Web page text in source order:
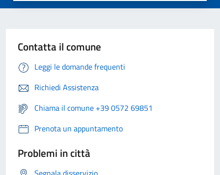
Contatta il comune
Leggi le domande frequenti
Richiedi Assistenza
Chiama il comune +39 0572 69851
Prenota un appuntamento
Problemi in città